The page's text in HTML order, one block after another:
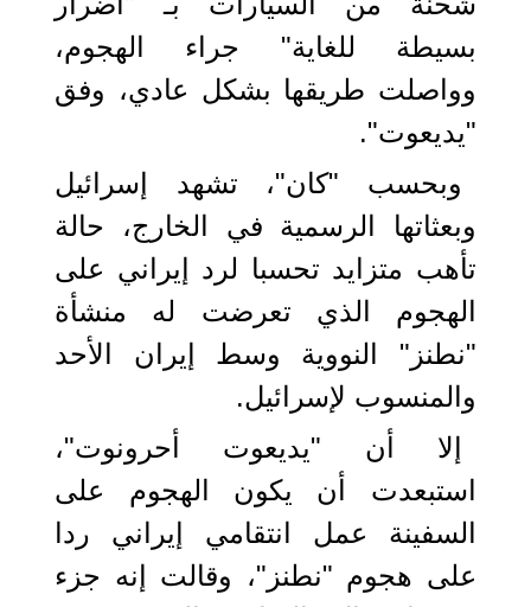
بسيطة للغاية" جراء الهجوم،
وواصلت طريقها بشكل عادي، وفق
"يديعوت".
وبحسب "كان"، تشهد إسرائيل
وبعثاتها الرسمية في الخارج، حالة
تأهب متزايد تحسبا لرد إيراني على
الهجوم الذي تعرضت له منشأة
"نطنز" النووية وسط إيران الأحد
والمنسوب لإسرائيل.
إلا أن "يديعوت أحرونوت"،
استبعدت أن يكون الهجوم على
السفينة عمل انتقامي إيراني ردا
على هجوم "نطنز"، وقالت إنه جزء